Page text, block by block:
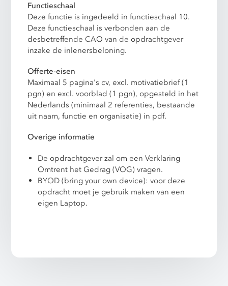
Functieschaal
Deze functie is ingedeeld in functieschaal 10.
Deze functieschaal is verbonden aan de
desbetreffende CAO van de opdrachtgever
inzake de inlenersbeloning.
Offerte-eisen
Maximaal 5 pagina's cv, excl. motivatiebrief (1
pgn) en excl. voorblad (1 pgn), opgesteld in het
Nederlands (minimaal 2 referenties, bestaande
uit naam, functie en organisatie) in pdf.
Overige informatie
De opdrachtgever zal om een Verklaring
Omtrent het Gedrag (VOG) vragen.
BYOD (bring your own device): voor deze
opdracht moet je gebruik maken van een
eigen Laptop.